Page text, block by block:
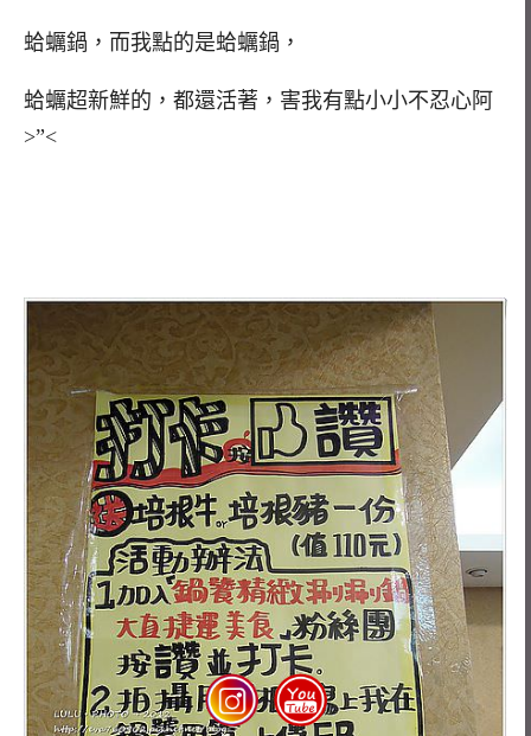
蛤蠣鍋，而我點的是蛤蠣鍋，
蛤蠣超新鮮的，都還活著，害我有點小小不忍心阿
>”<